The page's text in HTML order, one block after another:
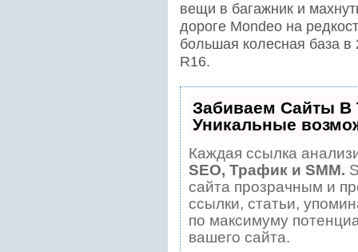
вещи в багажник и
дороге Mondeo на
большая колесная база
R16.
Забиваем Сайты
Уникальные
Каждая ссылка
SEO, Трафик и SMM.
сайта прозрачным и
ссылки, статьи,
по максимуму
вашего сайта.